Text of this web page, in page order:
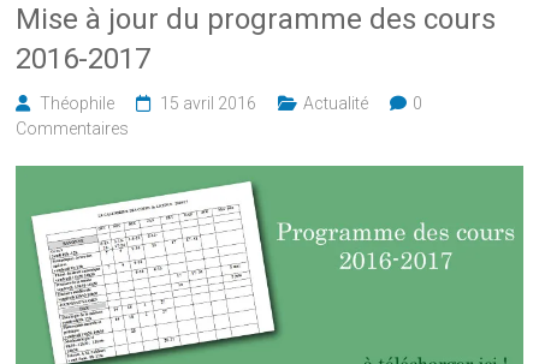
Mise à jour du programme des cours
2016-2017
Théophile 15 avril 2016 Actualité
0
Commentaires